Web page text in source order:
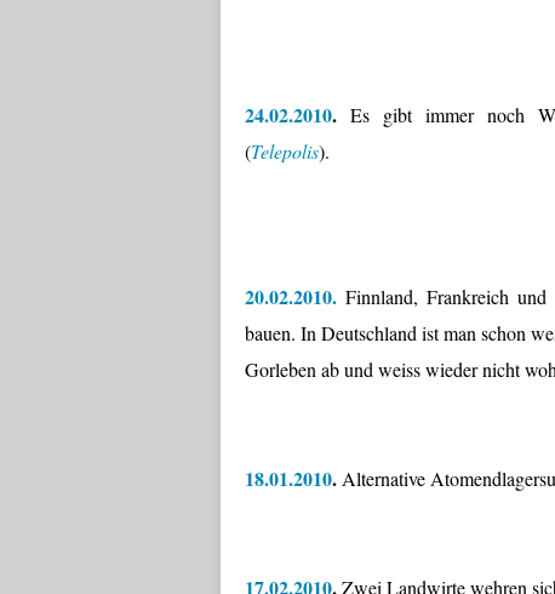
24.02.2010. Es gibt immer noch
(Telepolis).
20.02.2010. Finnland, Frankreich
bauen. In Deutschland ist man schon
Gorleben ab und weiss wieder nicht
18.01.2010. Alternative
17.02.2010.Zwei Landwirte wehren